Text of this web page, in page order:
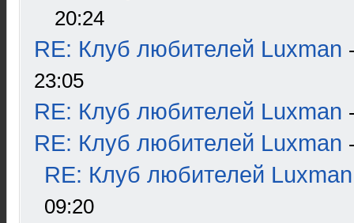
20:24
RE: Клуб любителей Luxman
23:05
RE: Клуб любителей Luxman
RE: Клуб любителей Luxman
RE: Клуб любителей Luxman
09:20